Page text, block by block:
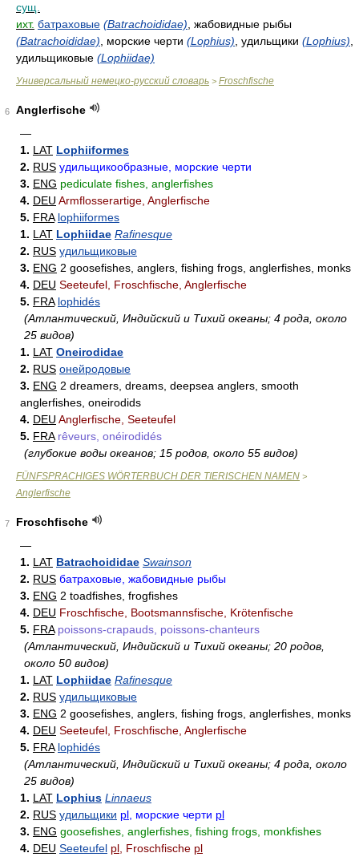
сущ.
ихт. батраховые (Batrachoididae) , жабовидные рыбы
(Batrachoididae) , морские черти (Lophius) , удильщики (Lophius)
удильщиковые (Lophiidae)
Универсальный немецко-русский словарь > Froschfische
6
Anglerfische
—
1. LAT Lophiiformes
2. RUS удильщикообразные, морские черти
3. ENG pediculate fishes, anglerfishes
4. DEU Armflosserartige, Anglerfische
5. FRA lophiiformes
1. LAT Lophiidae Rafinesque
2. RUS удильщиковые
3. ENG 2 goosefishes, anglers, fishing frogs, anglerfishes, monks
4. DEU Seeteufel, Froschfische, Anglerfische
5. FRA lophidés
(Атлантический, Индийский и Тихий океаны; 4 рода, около
25 видов)
1. LAT Oneirodidae
2. RUS онейродовые
3. ENG 2 dreamers, dreams, deepsea anglers, smooth
anglerfishes, oneirodids
4. DEU Anglerfische, Seeteufel
5. FRA rêveurs, onéirodidés
(глубокие воды океанов; 15 родов, около 55 видов)
FÜNFSPRACHIGES WÖRTERBUCH DER TIERISCHEN NAMEN >
Anglerfische
7
Froschfische
—
1. LAT Batrachoididae Swainson
2. RUS батраховые, жабовидные рыбы
3. ENG 2 toadfishes, frogfishes
4. DEU Froschfische, Bootsmannsfische, Krötenfische
5. FRA poissons-crapauds, poissons-chanteurs
(Атлантический, Индийский и Тихий океаны; 20 родов,
около 50 видов)
1. LAT Lophiidae Rafinesque
2. RUS удильщиковые
3. ENG 2 goosefishes, anglers, fishing frogs, anglerfishes, monks
4. DEU Seeteufel, Froschfische, Anglerfische
5. FRA lophidés
(Атлантический, Индийский и Тихий океаны; 4 рода, около
25 видов)
1. LAT Lophius Linnaeus
2. RUS удильщики pl , морские черти pl
3. ENG goosefishes, anglerfishes, fishing frogs, monkfishes
4. DEU Seeteufel pl , Froschfische pl